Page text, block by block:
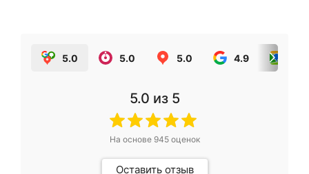
5.0 5.0 5.0 4.9
5.0 из 5
На основе 945оценок
Оставить отзыв